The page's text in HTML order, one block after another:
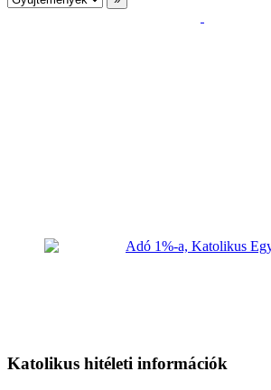
Katolikus hitéleti információk